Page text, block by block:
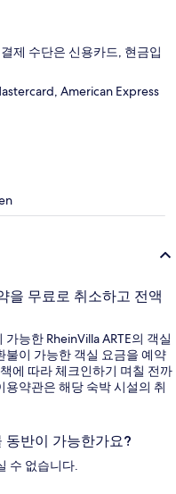
제 수단은 신용카드, 현금입
American Express
을 무료로 취소하고 전액
능한 RheinVilla ARTE의 객실
불이 가능한 객실 요금을 예약
에 따라 체크인하기 며칠 전까
약관은 해당 숙박 시설의 취
동반이 가능한가요?
수 없습니다.